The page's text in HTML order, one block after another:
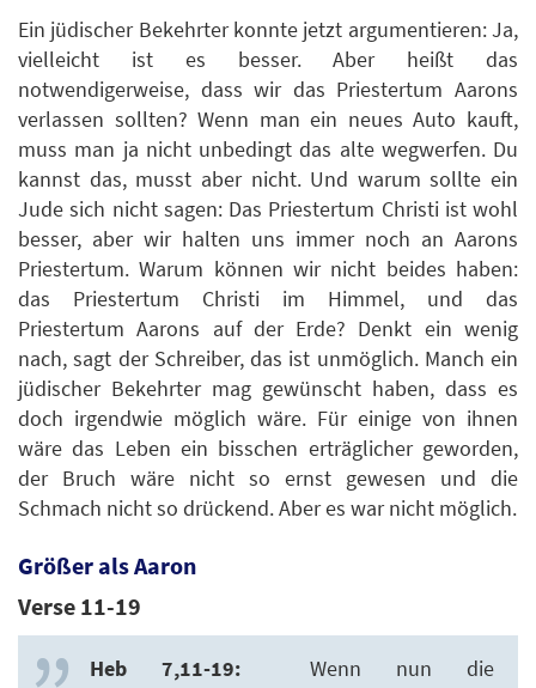
Ein jüdischer Bekehrter konnte jetzt argumentieren: Ja,
vielleicht ist es besser. Aber heißt das
notwendigerweise, dass wir das Priestertum Aarons
verlassen sollten? Wenn man ein neues Auto kauft,
muss man ja nicht unbedingt das alte wegwerfen. Du
kannst das, musst aber nicht. Und warum sollte ein
Jude sich nicht sagen: Das Priestertum Christi ist wohl
besser, aber wir halten uns immer noch an Aarons
Priestertum. Warum können wir nicht beides haben:
das Priestertum Christi im Himmel, und das
Priestertum Aarons auf der Erde? Denkt ein wenig
nach, sagt der Schreiber, das ist unmöglich. Manch ein
jüdischer Bekehrter mag gewünscht haben, dass es
doch irgendwie möglich wäre. Für einige von ihnen
wäre das Leben ein bisschen erträglicher geworden,
der Bruch wäre nicht so ernst gewesen und die
Schmach nicht so drückend. Aber es war nicht möglich.
Größer als Aaron
Verse 11-19
Heb 7,11-19: Wenn nun die